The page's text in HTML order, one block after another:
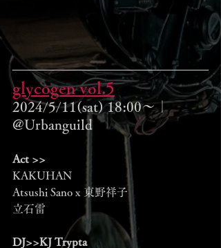
glycogen vol.5
2024/5/11(sat) 18:00～｜
@Urbanguild
Act >>
KAKUHAN
Atsushi Sano x 東野祥子
立石雷
DJ>>KJ Trypta